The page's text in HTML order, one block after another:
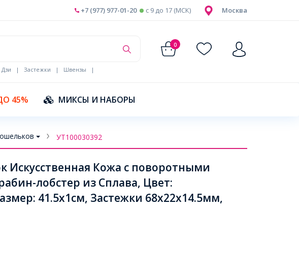
Москва
+7 (977) 977-01-20 c 9 до 17 (МСК)
0
| Застежки | Швензы
|
45% МИКСЫ И НАБОРЫ
УТ100030392
Искусственная Кожа с поворотными
лобстер из Сплава, Цвет:
41.5х1см, Застежки 68х22х14.5мм,